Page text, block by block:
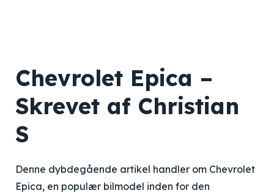
Chevrolet Epica –
Skrevet af Christian
S
Denne dybdegående artikel handler om Chevrolet
Epica, en populær bilmodel inden for den